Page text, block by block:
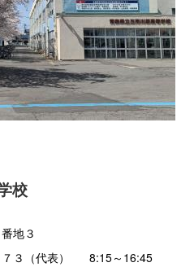
校
地３
７３（代表） 8:15～16:45